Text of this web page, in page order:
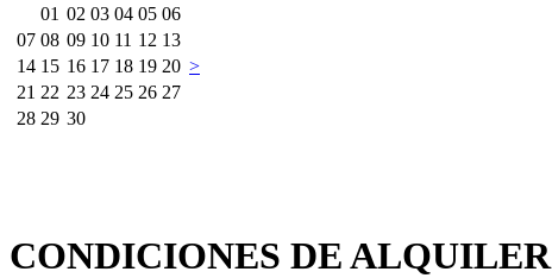
01 02 03 04 05 06
07 08 09 10 11 12 13
14 15 16 17 18 19 20
21 22 23 24 25 26 27
28 29 30
>
CONDICIONES DE ALQUILER